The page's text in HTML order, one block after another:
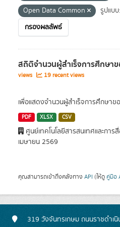
Open Data Common
รูปแบบ:
กรองผลลัพธ์
สถิติจำนวนผู้สำเร็จการศึกษาข
views
19 recent views
เพื่อแสดงจำนวนผู้สำเร็จการศึกษาข
PDF XLSX CSV
ศูนย์เทคโนโลยีสารสนเทศและกา
เมษายน 2569
คุณสามารถเข้าถึงคลังทาง API (ให้ดู คู่มือ
319 วังจันทรเกษม ถนนราชดำ